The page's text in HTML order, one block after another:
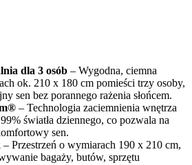
dla 3 osób – Wygodna, ciemna
ok. 210 x 180 cm pomieści trzy osoby,
sen bez porannego rażenia słońcem.
– Technologia zaciemnienia wnętrza
światła dziennego, co pozwala na
sen.
– Przestrzeń o wymiarach 190 x 210 cm,
bagaży, butów, sprzętu